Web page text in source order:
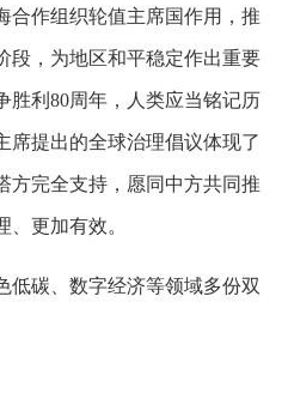
合作组织轮值主席国作用，推
段，为地区和平稳定作出重要
胜利80周年，人类应当铭记历
席提出的全球治理倡议体现了
方完全支持，愿同中方共同推
更加有效。
低碳、数字经济等领域多份双